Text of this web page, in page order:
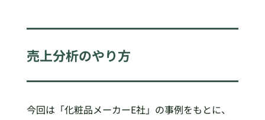
売上分析のやり方
今回は「化粧品メーカーE社」の事例をもとに、